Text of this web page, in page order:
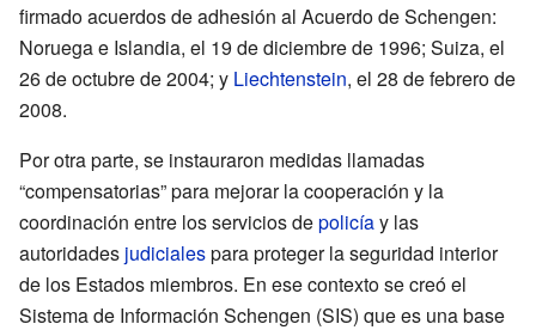
firmado acuerdos de adhesión al Acuerdo de Schengen:
Noruega e Islandia, el 19 de diciembre de 1996; Suiza, el
26 de octubre de 2004; y Liechtenstein, el 28 de febrero de
2008.
Por otra parte, se instauraron medidas llamadas
“compensatorias” para mejorar la cooperación y la
coordinación entre los servicios depolicíay las
autoridades judicialespara proteger la seguridad interior
de los Estados miembros. En ese contexto se creó el
Sistema de Información Schengen (SIS) que es una base